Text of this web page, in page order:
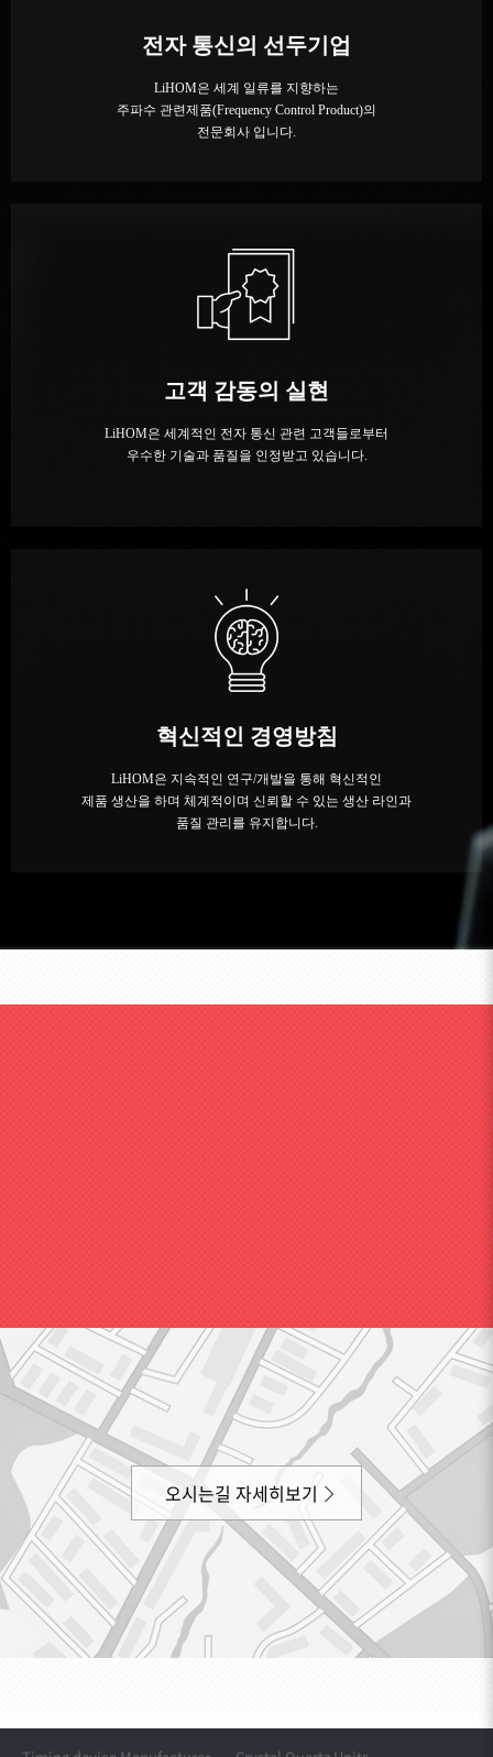
전자 통신의 선두기업
LiHOM은 세계 일류를 지향하는
주파수 관련제품(Frequency Control Product)의
전문회사 입니다.
고객 감동의 실현
LiHOM은 세계적인 전자 통신 관련 고객들로부터
우수한 기술과 품질을 인정받고 있습니다.
혁신적인 경영방침
LiHOM은 지속적인 연구/개발을 통해 혁신적인
제품 생산을 하며 체계적이며 신뢰할 수 있는 생산 라인과
품질 관리를 유지합니다.
오시는길 자세히보기